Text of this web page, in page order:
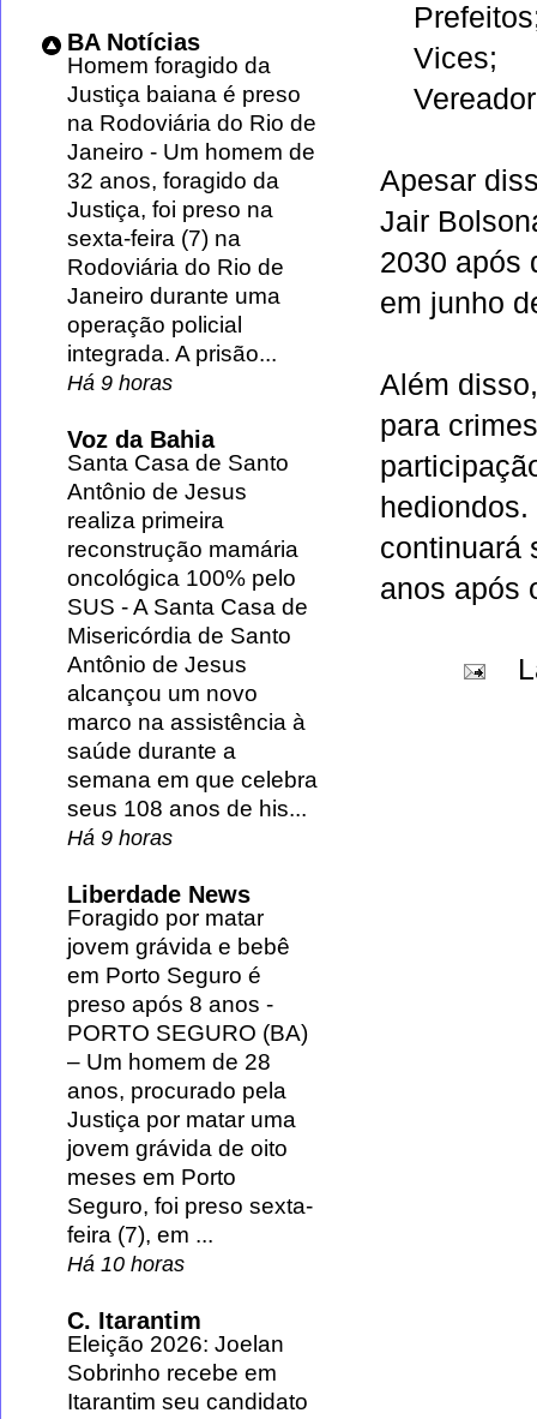
Vices;
Apesar
Jair
2030 após
em junho
Além
para
continuará
anos após
BA Notícias
Homem foragido da
Justiça baiana é preso
na Rodoviária do Rio de
Janeiro - Um homem de
32 anos, foragido da
Justiça, foi preso na
sexta-feira (7) na
Rodoviária do Rio de
Janeiro durante uma
operação policial
integrada. A prisão...
Há 9 horas
Voz da Bahia
Santa Casa de Santo
Antônio de Jesus
realiza primeira
reconstrução mamária
oncológica 100% pelo
SUS -A Santa Casa de
Misericórdia de Santo
Antônio de Jesus
alcançou um novo
marco na assistência à
saúde durante a
semana em que celebra
seus 108 anos de his...
Há 9 horas
Liberdade News
Foragido por matar
jovem grávida e bebê
em Porto Seguro é
preso após 8 anos -
PORTO SEGURO (BA)
– Um homem de 28
anos, procurado pela
Justiça por matar uma
jovem grávida de oito
meses em Porto
Seguro, foi preso sexta-
feira (7), em ...
Há 10 horas
C. Itarantim
Eleição 2026: Joelan
Sobrinho recebe em
Itarantim seu candidato